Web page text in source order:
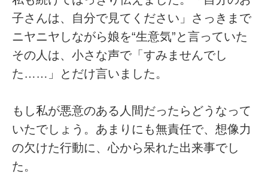
子さんは、自分で見てください」さっきまで
ニヤニヤしながら娘を“生意気”と言っていた
その人は、小さな声で「すみませんでし
た……」とだけ言いました。
もし私が悪意のある人間だったらどうなって
いたでしょう。あまりにも無責任で、想像力
の欠けた行動に、心から呆れた出来事でし
た。